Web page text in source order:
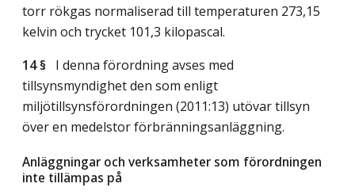
torr rökgas normaliserad till temperaturen 273,15
kelvin och trycket 101,3 kilopascal.
14 § I denna förordning avses med
tillsynsmyndighet den som enligt
miljötillsynsförordningen (2011:13) utövar tillsyn
över en medelstor förbränningsanläggning.
Anläggningar och verksamheter som förordningen
inte tillämpas på